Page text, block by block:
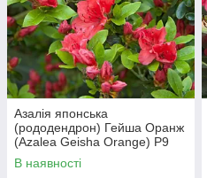
Азалія японська
(рододендрон) Гейша Оранж
(Azalea Geisha Orange) Р9
В наявності